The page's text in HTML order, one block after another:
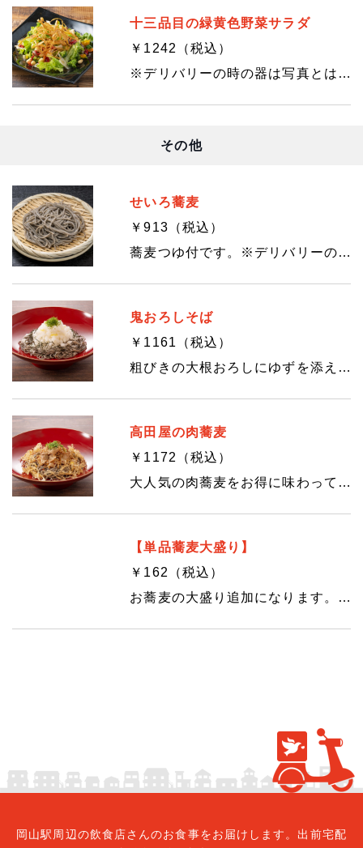
十三品目の緑黄色野菜サラダ
￥1242（税込）
※デリバリーの時の器は写真とは異なります。
その他
せいろ蕎麦
￥913（税込）
蕎麦つゆ付です。※デリバリーの時の器は写真とは異なります。
鬼おろしそば
￥1161（税込）
粗びきの大根おろしにゆずを添えて。夏にぴったりのお蕎麦です。 ※デリバリーの時の器は写真とは異なります。
高田屋の肉蕎麦
￥1172（税込）
大人気の肉蕎麦をお得に味わってくださいね♪ ※デリバリーの時の器は写真とは異なります。
【単品蕎麦大盛り】
￥162（税込）
お蕎麦の大盛り追加になります。このメニューだけのご注文は承っておりません。単品お蕎麦の大盛りご注文の際は、大盛りにしたいお蕎麦のメニューをコメント欄にてご指示くださいませ。
岡山駅周辺の飲食店さんのお食事をお届けします。出前宅配